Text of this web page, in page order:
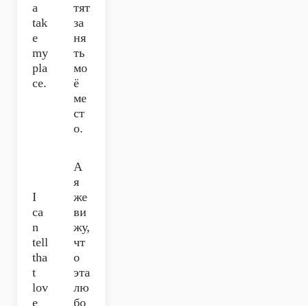
a
tak
e
my
pla
ce.
тят
за
ня
ть
мо
ё
ме
ст
о.
I
ca
n
tell
tha
t
lov
e
А
я
же
ви
жу,
чт
о
эта
лю
бо